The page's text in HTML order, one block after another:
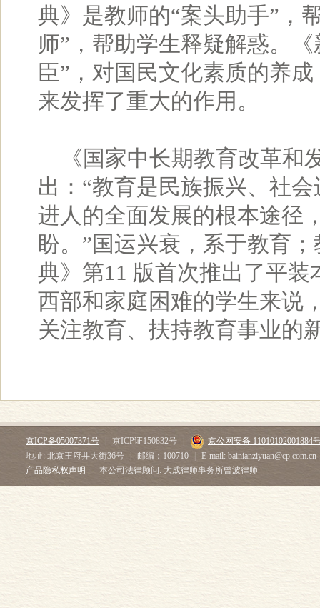
典》是教师的“案头助手”，
师”，帮助学生释疑解惑。
臣”，对国民文化素质的养
来发挥了重大的作用。
《国家中长期教育改革和
出：“教育是民族振兴、社
进人的全面发展的根本途径
盼。”国运兴衰，系于教育
典》第11 版首次推出了平
西部和家庭困难的学生来说
关注教育、扶持教育事业的
京ICP备05007371号 京ICP证150832号
京公网安备 11010102001884
地址: 北京王府井大街36号
邮编：100710
E-mail: bainianziyuan@cp.com.cn
产品隐私权声明
本公司法律顾问: 大成律师事务所曾波律师